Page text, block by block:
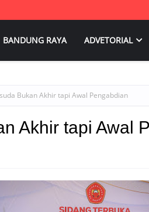
BANDUNG RAYA ADVETORIAL
Bukan Akhir tapi Awal Pengabdian
Akhir tapi Awal